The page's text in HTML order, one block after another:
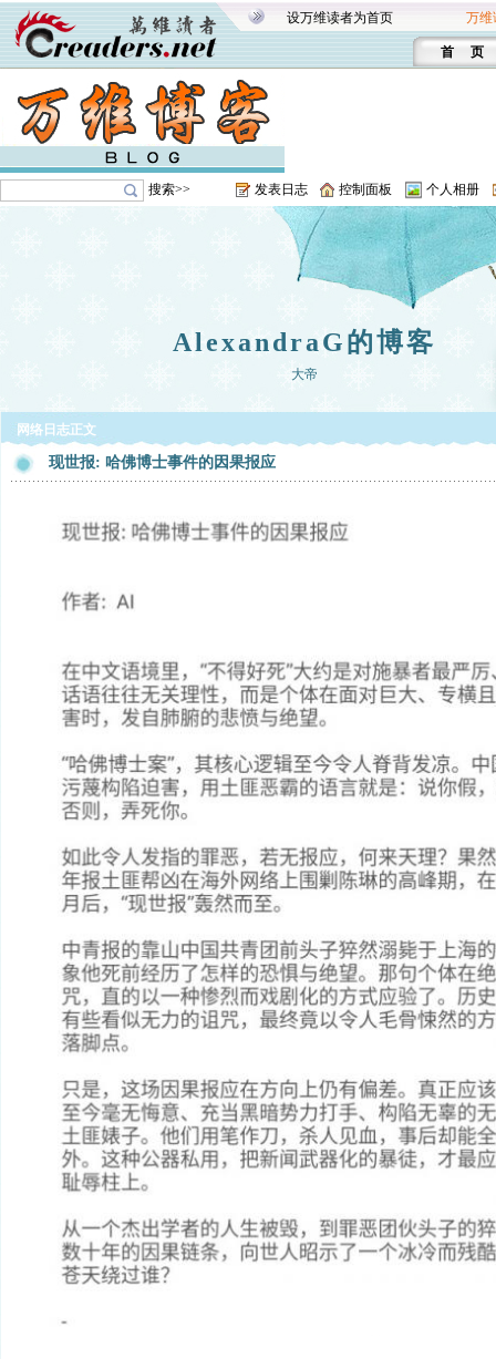
设万维读者为首页 万维
首 页
搜索>> 发表日志 控制面板 个人相册
AlexandraG的博客
大帝
网络日志正文
现世报: 哈佛博士事件的因果报应